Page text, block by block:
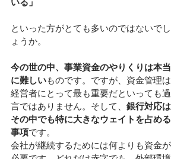
いる」
といった方がとても多いのではないでし
ょうか。
今の世の中、事業資金のやりくりは本当
に難しいものです。ですが、資金管理は
経営者にとって最も重要だといっても過
言ではありません。そして、 銀行対応は
その中でも特に大きなウェイトを占める
事項です。
会社が継続するためには何よりも資金が